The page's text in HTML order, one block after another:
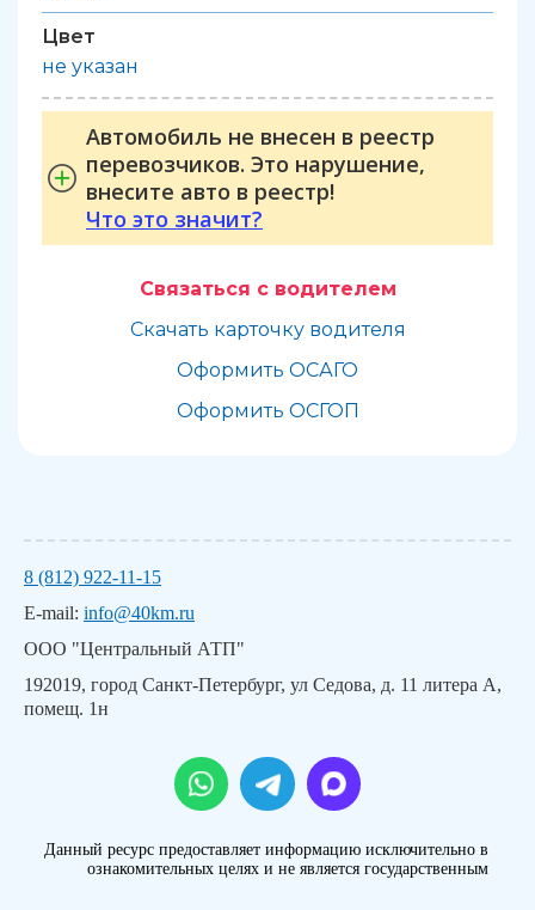
Цвет
не указан
Автомобиль не внесен в реестр
перевозчиков. Это нарушение,
внесите авто в реестр!
Что это значит?
Связаться с водителем
Скачать карточку водителя
Оформить ОСАГО
Оформить ОСГОП
8 (812) 922-11-15
E-mail: info@40km.ru
ООО "Центральный АТП"
192019, город Санкт-Петербург, ул Седова, д. 11 литера А,
помещ. 1н
Данный ресурс предоставляет информацию исключительно в
ознакомительных целях и не является государственным